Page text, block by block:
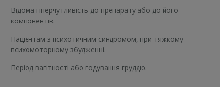
Відома гіперчутливість до препарату або до його
компонентів.
Пацієнтам з психотичним синдромом, при тяжкому
психомоторному збудженні.
Період вагітності або годування груддю.